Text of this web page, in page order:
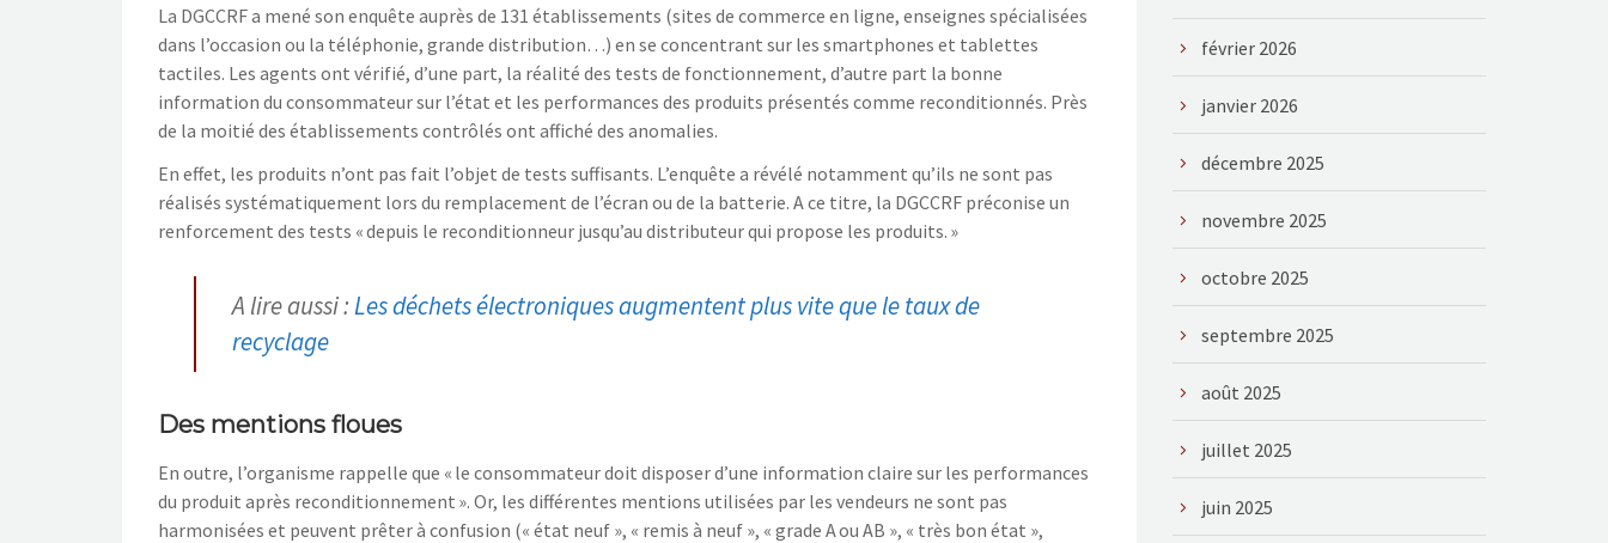
La DGCCRF a mené son enquête auprès de 131 établissements (sites de commerce en ligne, enseignes spécialisées
dans l’occasion ou la téléphonie, grande distribution…) en se concentrant sur les smartphones et tablettes
tactiles. Les agents ont vérifié, d’une part, la réalité des tests de fonctionnement, d’autre part la bonne
information du consommateur sur l’état et les performances des produits présentés comme reconditionnés. Près
de la moitié des établissements contrôlés ont affiché des anomalies.
En effet, les produits n’ont pas fait l’objet de tests suffisants. L’enquête a révélé notamment qu’ils ne sont pas
réalisés systématiquement lors du remplacement de l’écran ou de la batterie. A ce titre, la DGCCRF préconise un
renforcement des tests « depuis le reconditionneur jusqu’au distributeur qui propose les produits. »
A lire aussi :Les déchets électroniques augmentent plus vite que le taux de
recyclage
Des mentions floues
En outre, l’organisme rappelle que « le consommateur doit disposer d’une information claire sur les performances
du produit après reconditionnement ». Or, les différentes mentions utilisées par les vendeurs ne sont pas
harmonisées et peuvent prêter à confusion (« état neuf », « remis à neuf », « grade A ou AB », « très bon état »,
février 2026
janvier 2026
décembre 2025
novembre 2025
octobre 2025
septembre 2025
août 2025
juillet 2025
juin 2025